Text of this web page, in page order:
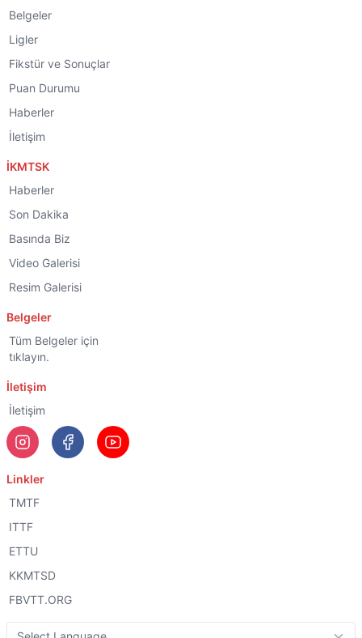
Belgeler
Ligler
Fikstür ve Sonuçlar
Puan Durumu
Haberler
İletişim
İKMTSK
Haberler
Son Dakika
Basında Biz
Video Galerisi
Resim Galerisi
Belgeler
Tüm Belgeler için
tıklayın.
İletişim
İletişim
Linkler
TMTF
ITTF
ETTU
KKMTSD
FBVTT.ORG